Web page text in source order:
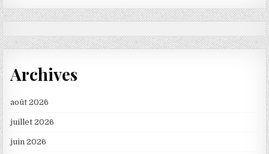
Archives
août 2026
juillet 2026
juin 2026